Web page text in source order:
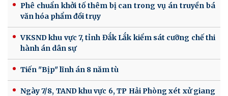
Phê chuẩn khởi tố thêm bị can trong vụ án truyền bá
văn hóa phẩm đồi trụy
VKSND khu vực 7, tỉnh Đắk Lắk kiểm sát cưỡng chế thi
hành án dân sự
Tiến "Bịp" lĩnh án 8 năm tù
Ngày 7/8, TAND khu vực 6, TP Hải Phòng xét xử giang